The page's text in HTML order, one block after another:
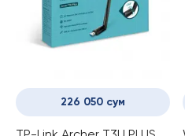
226 050 сум